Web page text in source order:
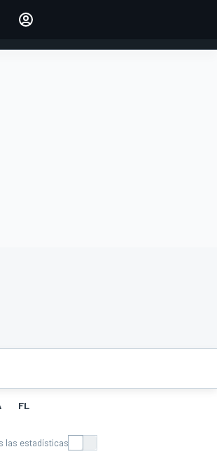
INICIAR SESIÓN
FL
las estadísticas